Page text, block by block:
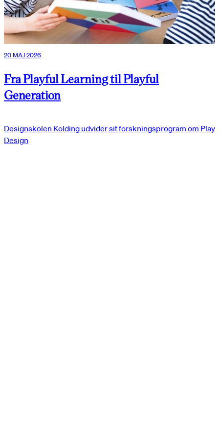
20 MAJ 2026
Fra Playful Learning til Playful
Generation
Designskolen Kolding udvider sit forskningsprogram om Play
Design